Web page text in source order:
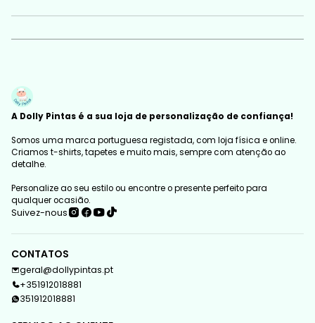
A Dolly Pintas é a sua loja de personalização de confiança!
Somos uma marca portuguesa registada, com loja física e online.
Criamos t-shirts, tapetes e muito mais, sempre com atenção ao
detalhe.
Personalize ao seu estilo ou encontre o presente perfeito para
qualquer ocasião.
Suivez-nous
CONTATOS
geral@dollypintas.pt
+351912018881
351912018881